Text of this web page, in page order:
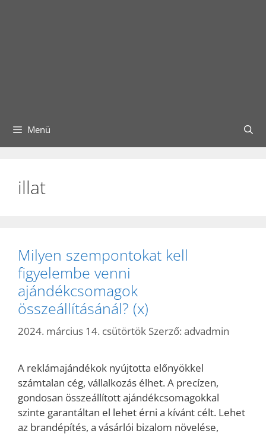
Menü
illat
Milyen szempontokat kell
figyelembe venni
ajándékcsomagok
összeállításánál? (x)
2024. március 14. csütörtök Szerző: advadmin
A reklámajándékok nyújtotta előnyökkel
számtalan cég, vállalkozás élhet. A precízen,
gondosan összeállított ajándékcsomagokkal
szinte garantáltan el lehet érni a kívánt célt. Lehet
az brandépítés, a vásárlói bizalom növelése,